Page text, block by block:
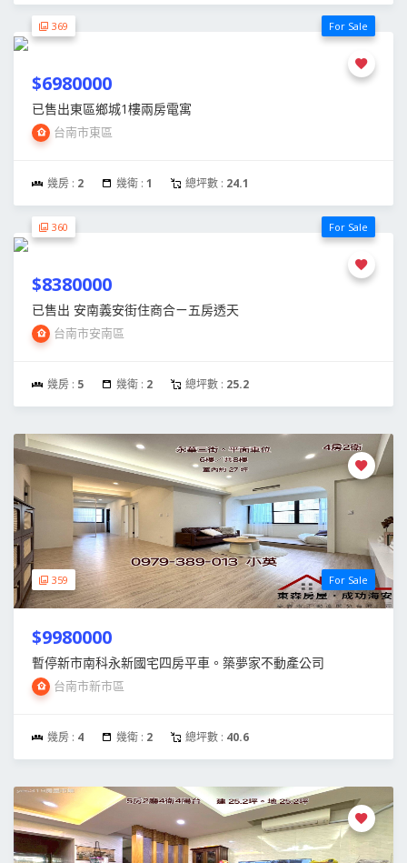
369 For Sale
$6980000
已售出東區鄉城1樓兩房電寓
台南市東區
幾房 : 2 幾衛 : 1 總坪數 : 24.1
360 For Sale
$8380000
已售出 安南義安街住商合ㄧ五房透天
台南市安南區
幾房 : 5 幾衛 : 2 總坪數 : 25.2
359 For Sale
$9980000
暫停新市南科永新國宅四房平車。築夢家不動產公司
台南市新市區
幾房 : 4 幾衛 : 2 總坪數 : 40.6